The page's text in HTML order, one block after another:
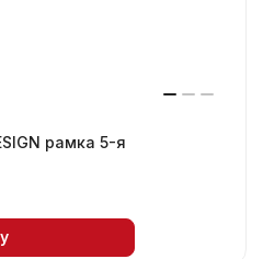
рамка 5-я